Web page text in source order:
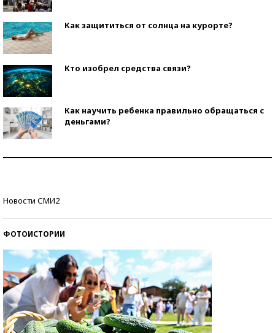
Как защититься от солнца на курорте?
Кто изобрел средства связи?
Как научить ребенка правильно обращаться с
деньгами?
Новости СМИ2
ФОТОИСТОРИИ